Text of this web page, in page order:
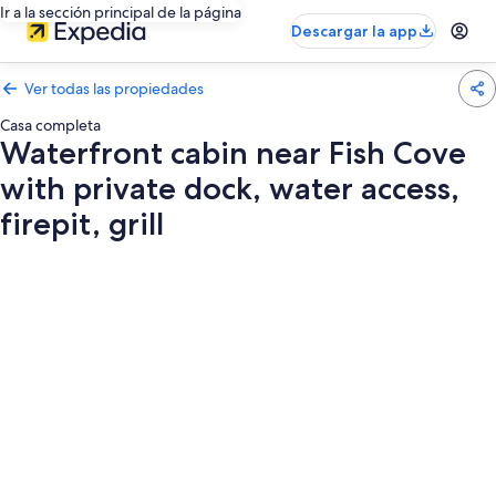
Ir a la sección principal de la página
Descargar la app
Ver todas las propiedades
Casa completa
Waterfront cabin near Fish Cove
with private dock, water access,
firepit, grill